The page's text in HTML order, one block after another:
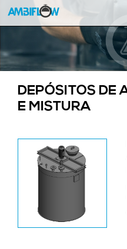
DEPÓSITOS DE
E MISTURA